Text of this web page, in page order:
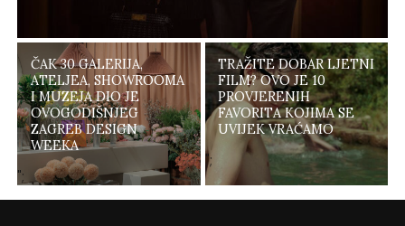
ČAK 30 GALERIJA,
ATELJEA, SHOWROOMA
I MUZEJA DIO JE
OVOGODIŠNJEG
ZAGREB DESIGN
WEEKA
";
TRAŽITE DOBAR LJETNI
FILM? OVO JE 10
PROVJERENIH
FAVORITA KOJIMA SE
UVIJEK VRAĆAMO
";